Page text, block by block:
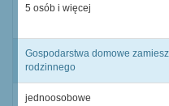
5 osób i więcej
Gospodarstwa domowe
rodzinnego
jednoosobowe